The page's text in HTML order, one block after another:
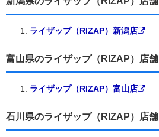
ライザップ（RIZAP）新潟店
富山県のライザップ（RIZAP）店舗
ライザップ（RIZAP）富山店
石川県のライザップ（RIZAP）店舗